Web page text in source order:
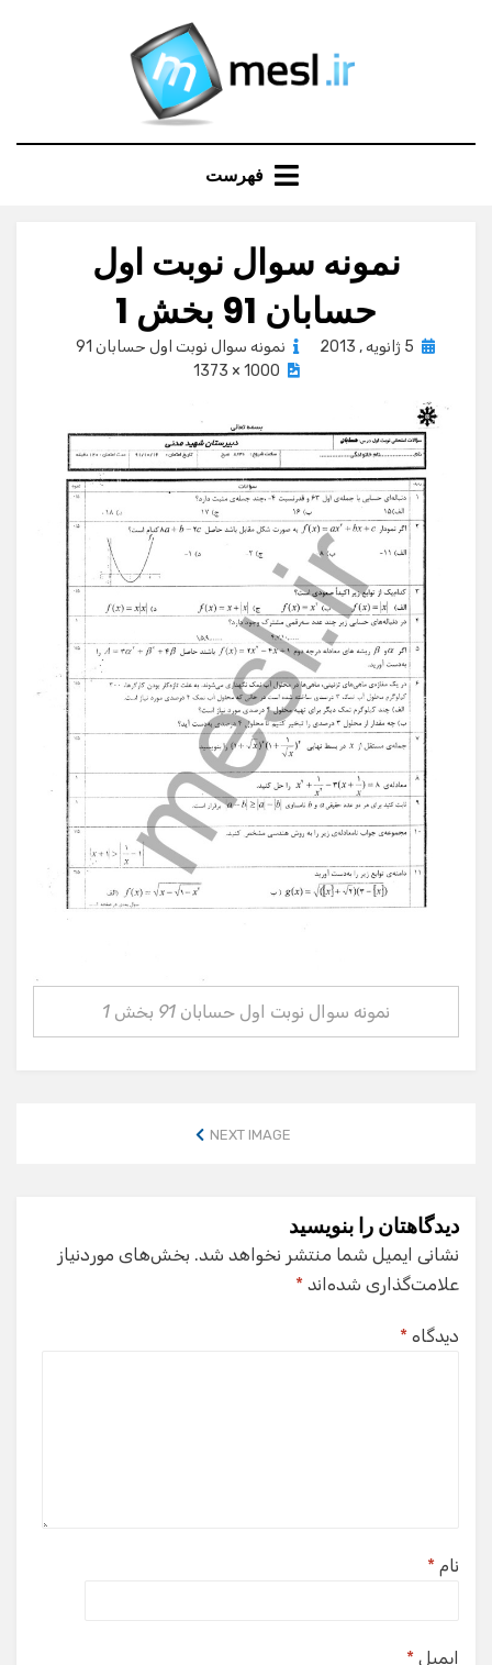
فهرست
نمونه سوال نوبت اول
حسابان 91 بخش 1
Posted
5 ژانویه , 2013
نمونه سوال نوبت اول حسابان 91
1000 × 1373
نمونه سوال نوبت اول حسابان 91 بخش 1
NEXT IMAGE
دیدگاهتان را بنویسید
نشانی ایمیل شما منتشر نخواهد شد. بخش‌های موردنیاز
علامت‌گذاری شده‌اند *
دیدگاه *
نام *
ایمیل *